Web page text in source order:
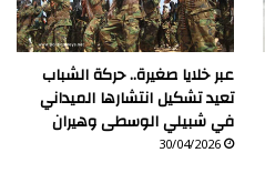
عبر خلايا صغيرة.. حركة الشباب
تعيد تشكيل انتشارها الميداني
في شبيلي الوسطى وهيران
30/04/2026